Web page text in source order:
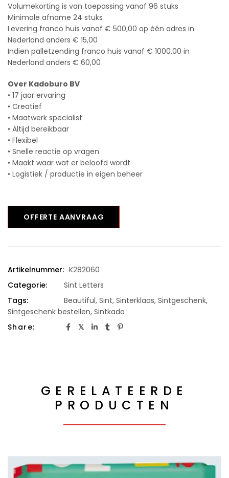
Volumekorting is van toepassing vanaf 96 stuks
Minimale afname 24 stuks
Levering franco huis vanaf € 500,00 op één adres in
Nederland anders € 15,00
Indien palletzending franco huis vanaf € 1000,00 in
Nederland anders € 60,00
Over Kadoburo BV
• 17 jaar ervaring
• Creatief
• Maatwerk specialist
• Altijd bereikbaar
• Flexibel
• Snelle reactie op vragen
• Maakt waar wat er beloofd wordt
• Logistiek / productie in eigen beheer
OFFERTE AANVRAAG
Artikelnummer: K282060
Categorie:
Sint Letters
Tags:
Beautiful, Sint, Sinterklaas, Sintgeschenk,
Sintgeschenk bestellen, Sintkado
Share:
GERELATEERDE
PRODUCTEN